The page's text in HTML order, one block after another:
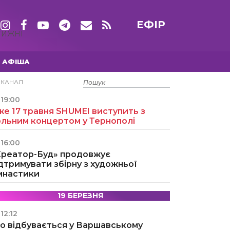
ЕФІР
АФІША
15 ТРАВНЯ
19:00
17 травня SHUMEI виступить з
концертом у Тернополі
16:00
Буд» продовжує
збірну з художньої
19 БЕРЕЗНЯ
12:12
відбувається у Варшавському